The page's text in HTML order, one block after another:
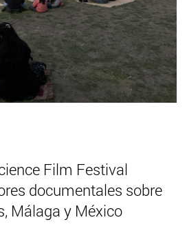
Film Festival
documentales sobre
Málaga y México